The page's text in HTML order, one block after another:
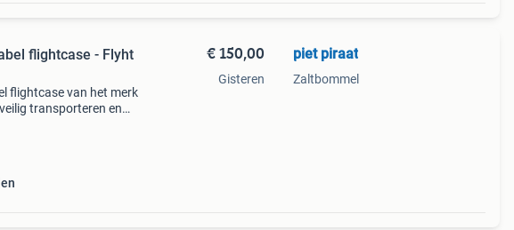
flightcase - Flyht
flightcase van het merk
transporteren en
€ 150,00
Gisteren
piet piraat
Zaltbommel